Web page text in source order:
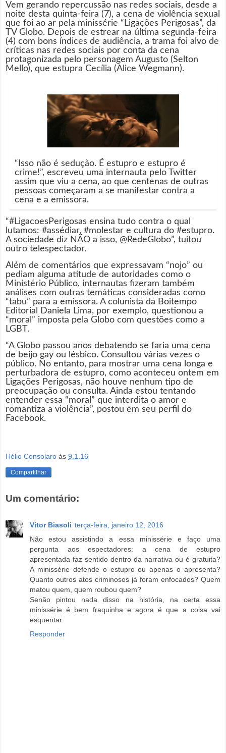
Vem gerando repercussão nas redes sociais, desde a
noite desta quinta-feira (7), a cena de violência sexual
que foi ao ar pela minissérie “Ligações Perigosas”, da
TV Globo. Depois de estrear na última segunda-feira
(4) com bons índices de audiência, a trama foi alvo de
críticas nas redes sociais por conta da cena
protagonizada pelo personagem Augusto (Selton
Mello), que estupra Cecília (Alice Wegmann).
“Isso não é sedução. É estupro e estupro é
crime!”, escreveu uma internauta pelo Twitter
assim que viu a cena, ao que centenas de outras
pessoas começaram a se manifestar contra a
cena e a emissora.
“#LigacoesPerigosas ensina tudo contra o qual
lutamos: #assédiar, #molestar e cultura do #estupro.
A sociedade diz NÃO a isso, @RedeGlobo”, tuitou
outro telespectador.
Além de comentários que expressavam “nojo” ou
pediam alguma atitude de autoridades como o
Ministério Público, internautas fizeram também
análises com outras temáticas consideradas como
“tabu” para a emissora. A colunista da Boitempo
Editorial Daniela Lima, por exemplo, questionou a
“moral” imposta pela Globo com questões como a
LGBT.
“A Globo passou anos debatendo se faria uma cena
de beijo gay ou lésbico. Consultou várias vezes o
público. No entanto, para mostrar uma cena longa e
perturbadora de estupro, como aconteceu ontem em
Ligações Perigosas, não houve nenhum tipo de
preocupação ou consulta. Ainda estou tentando
entender essa “moral” que interdita o amor e
romantiza a violência”, postou em seu perfil do
Facebook.
Hélio Consolaro às 9.1.16
Compartilhar
Um comentário:
Vitor Biasoli terça-feira, janeiro 12, 2016
Não estou assistindo a essa minissérie e faço uma
pergunta aos espectadores: a cena de estupro
apresentada faz sentido dentro da narrativa ou é gratuita?
A minissérie defende o estupro ou apenas o apresenta?
Quanto outros atos criminosos já foram enfocados? Quem
matou quem, quem roubou quem?
Senão pintou nada disso na história, na certa essa
minissérie é bem fraquinha e agora é que a coisa vai
esquentar.
Responder